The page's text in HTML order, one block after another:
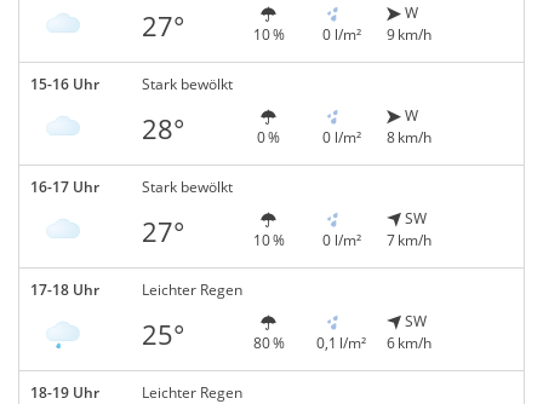
27° 10 % 0 l/m²
W
9 km/h
15-16 Uhr Stark bewölkt
28° 0 % 0 l/m²
W
8 km/h
16-17 Uhr Stark bewölkt
27° 10 % 0 l/m²
SW
7 km/h
17-18 Uhr Leichter Regen
25° 80 % 0,1 l/m²
SW
6 km/h
18-19 Uhr Leichter Regen